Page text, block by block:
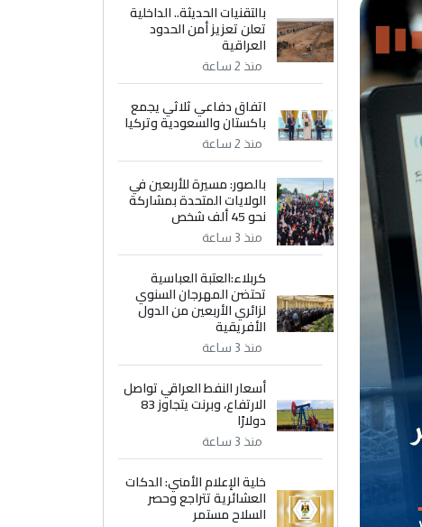
بالتقنيات الحديثة.. الداخلية
تعلن تعزيز أمن الحدود
العراقية
منذ 2 ساعة
اتفاق دفاعي ثلاثي يجمع
باكستان والسعودية وتركيا
منذ 2 ساعة
بالصور: مسيرة للأربعين في
الولايات المتحدة بمشاركة
نحو 45 ألف شخص
منذ 3 ساعة
كربلاء:العتبة العباسية
تحتضن المهرجان السنوي
لزائري الأربعين من الدول
الأفريقية
منذ 3 ساعة
أسعار النفط العراقي تواصل
الارتفاع، وبرنت يتجاوز 83
دولارًا
منذ 3 ساعة
خلية الإعلام الأمني: الدكات
العشائرية تتراجع وحصر
السلاح مستمر